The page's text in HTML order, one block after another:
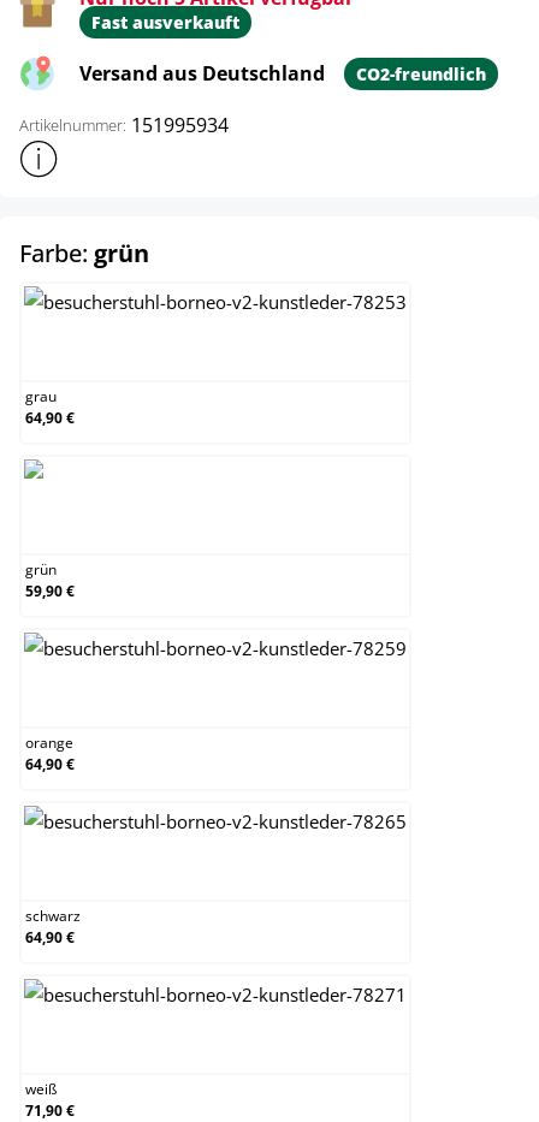
Fast ausverkauft
Versand aus Deutschland CO2-freundlich
Artikelnummer: 151995934
Weitere Produktinformationen anzeigen
Farbe: grün
grau
64,90 €
grün
59,90 €
orange
64,90 €
schwarz
64,90 €
weiß
71,90 €